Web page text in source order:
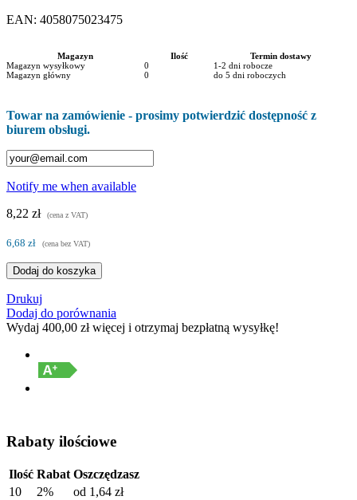
EAN: 4058075023475
Magazyn Ilość
Termin dostawy
Magazyn wysyłkowy
0
1-2 dni robocze
Magazyn główny
0 do 5 dni roboczych
Towar na zamówienie - prosimy potwierdzić dostępność z
biurem obsługi.
Notify me when available
8,22 zł
(cena z VAT)
6,68 zł (cena bez VAT)
Dodaj do koszyka
Drukuj
Dodaj do porównania
Wydaj 400,00 złwięcej i otrzymaj bezpłatną wysyłkę!
Rabaty ilościowe
Ilość Rabat Oszczędzasz
10
2% od 1,64 zł